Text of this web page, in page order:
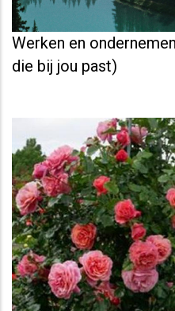
Werken en
die bij jou past)